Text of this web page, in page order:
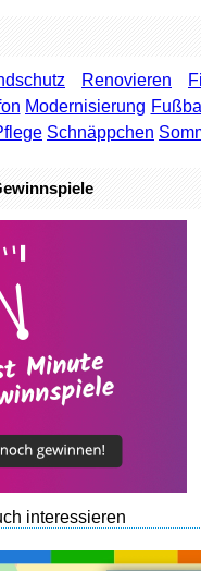
Renovieren
Modernisierung Fußball
Schnäppchen
interessieren